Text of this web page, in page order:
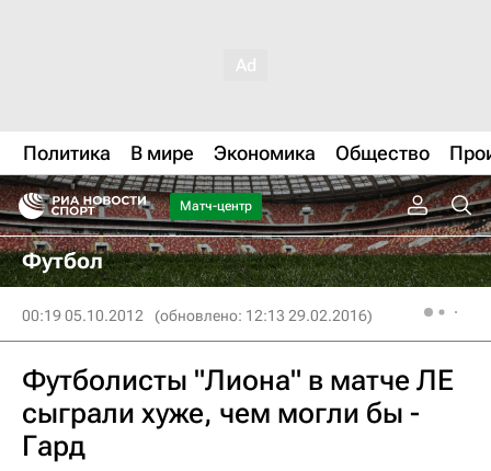
Политика В мире Экономика Общество
Матч-центр
Футбол
00:19 05.10.2012 (обновлено: 12:13 29.02.2016)
Футболисты "Лиона" в матче ЛЕ
сыграли хуже, чем могли бы -
Гард